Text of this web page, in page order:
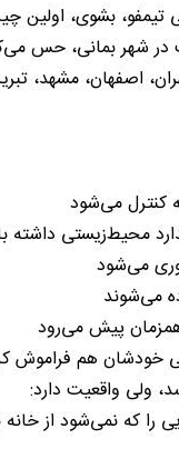
تیمفو، بشوی،
شهر بمانی، حس
اصفهان، مشهد،
کنترل می‌شود
محیط‌زیستی داشته
می‌شود
می‌شوند
پیش می‌رود
هم فراموش
ولی واقعیت دارد:
را که نمی‌شود از